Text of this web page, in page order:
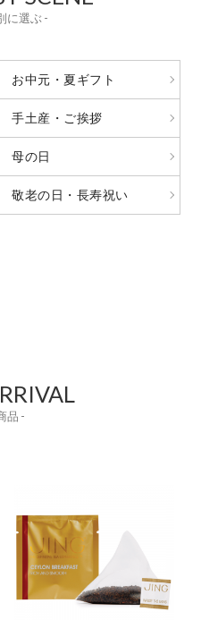
に選ぶ -
お中元・夏ギフト
手土産・ご挨拶
母の日
敬老の日・長寿祝い
品 -